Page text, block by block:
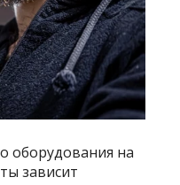
оборудования на
зависит